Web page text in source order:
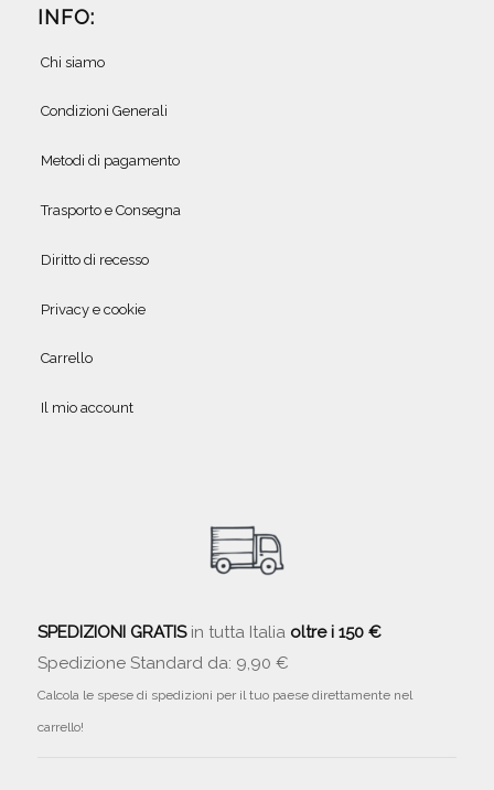
INFO:
Chi siamo
Condizioni Generali
Metodi di pagamento
Trasporto e Consegna
Diritto di recesso
Privacy e cookie
Carrello
Il mio account
SPEDIZIONI GRATISin tutta Italia oltre i 150 €
Spedizione Standard da: 9,90 €
Calcola le spese di spedizioni per il tuo paese direttamente nel
carrello!